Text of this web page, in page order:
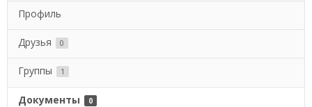
Профиль
Друзья 0
Группы 1
Документы 0